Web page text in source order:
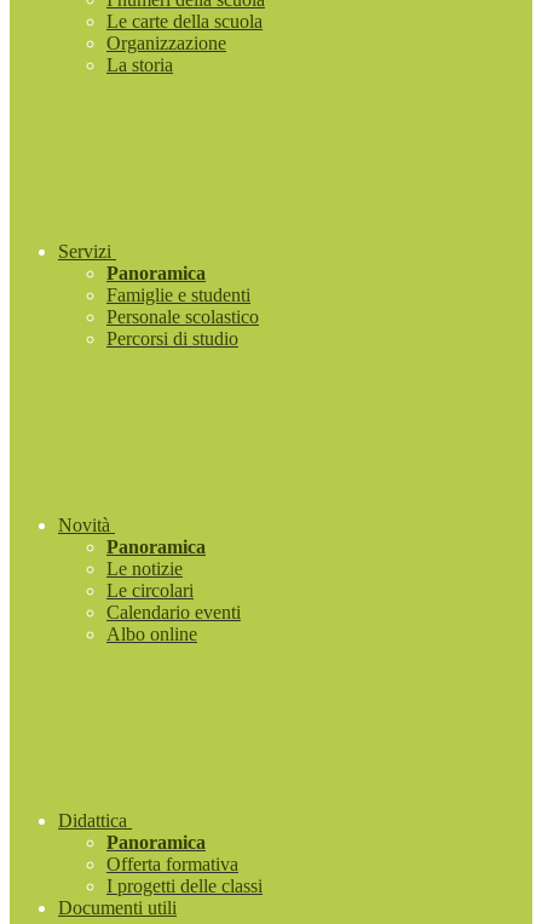
Le carte della scuola
Organizzazione
La storia
Servizi
Panoramica
Famiglie e studenti
Personale scolastico
Percorsi di studio
Novità
Panoramica
Le notizie
Le circolari
Calendario eventi
Albo online
Didattica
Panoramica
Offerta formativa
I progetti delle classi
Documenti utili